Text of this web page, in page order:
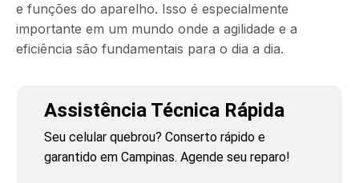
e funções do aparelho. Isso é especialmente
importante em um mundo onde a agilidade e a
eficiência são fundamentais para o dia a dia.
Assistência Técnica Rápida
Seu celular quebrou? Conserto rápido e
garantido em Campinas. Agende seu reparo!